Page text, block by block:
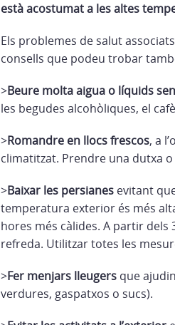
està acostumat a les altes
Els problemes de salut
consells que podeu trobar
>Beure molta aigua o líquids
les begudes alcohòliques, el
>Romandre en llocs frescos, a
climatitzat. Prendre una dutxa
>Baixar les persianes evitant
temperatura exterior és més
hores més càlides. A partir dels
refreda. Utilitzar totes les
>Fer menjars lleugers que
verdures, gaspatxos o sucs).